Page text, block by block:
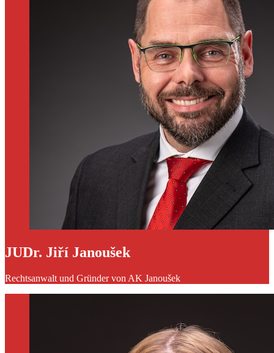
JUDr. Jiří Janoušek
Rechtsanwalt und Gründer von AK Janoušek